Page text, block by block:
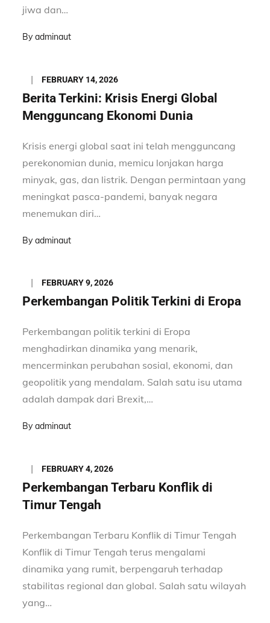
jiwa dan…
Byadminaut
Posted
on
FEBRUARY 14, 2026
Berita Terkini: Krisis Energi Global
Mengguncang Ekonomi Dunia
Krisis energi global saat ini telah mengguncang
perekonomian dunia, memicu lonjakan harga
minyak, gas, dan listrik. Dengan permintaan yang
meningkat pasca-pandemi, banyak negara
menemukan diri…
Byadminaut
Posted
on
FEBRUARY 9, 2026
Perkembangan Politik Terkini di Eropa
Perkembangan politik terkini di Eropa
menghadirkan dinamika yang menarik,
mencerminkan perubahan sosial, ekonomi, dan
geopolitik yang mendalam. Salah satu isu utama
adalah dampak dari Brexit,…
Byadminaut
Posted
on
FEBRUARY 4, 2026
Perkembangan Terbaru Konflik di
Timur Tengah
Perkembangan Terbaru Konflik di Timur Tengah
Konflik di Timur Tengah terus mengalami
dinamika yang rumit, berpengaruh terhadap
stabilitas regional dan global. Salah satu wilayah
yang…